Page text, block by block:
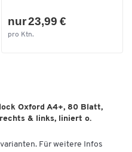
nur 23,99 €
pro Ktn.
Oxford A4+, 80 Blatt,
& links, liniert o.
Für weitere Infos